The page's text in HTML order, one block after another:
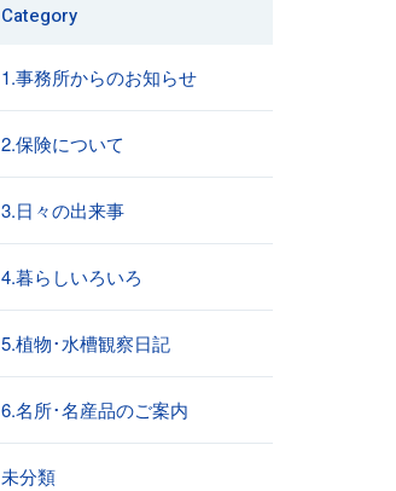
Category
1.事務所からのお知らせ
2.保険について
3.日々の出来事
4.暮らしいろいろ
5.植物･水槽観察日記
6.名所･名産品のご案内
未分類